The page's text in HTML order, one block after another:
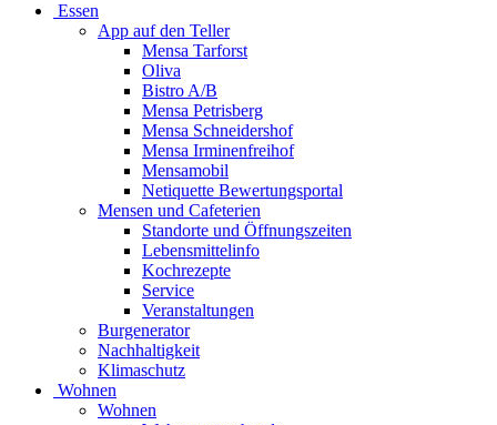
Essen
App auf den Teller
Mensa Tarforst
Oliva
Bistro A/B
Mensa Petrisberg
Mensa Schneidershof
Mensa Irminenfreihof
Mensamobil
Netiquette Bewertungsportal
Mensen und Cafeterien
Standorte und Öffnungszeiten
Lebensmittelinfo
Kochrezepte
Service
Veranstaltungen
Burgenerator
Nachhaltigkeit
Klimaschutz
Wohnen
Wohnen